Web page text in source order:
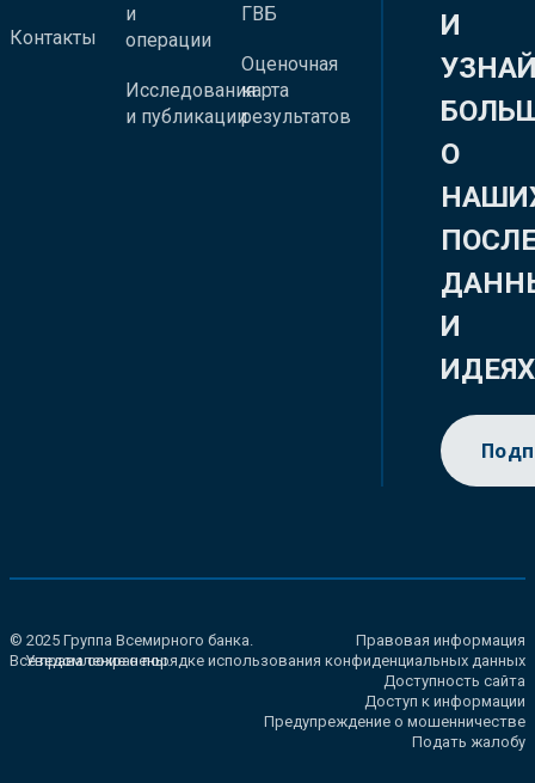
Контакты
и
операции
Исследования
и публикации
ГВБ
Оценочная
карта
результатов
И
О
И
ИДЕЯХ
© 2025 Группа Всемирного банка.
Все права сохранены.
Правовая информация
Уведомление о порядке использования конфиденциальных данных
Доступность сайта
Доступ к информации
Предупреждение о мошенничестве
Подать жалобу